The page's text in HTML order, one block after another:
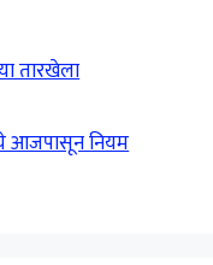
तारखेला
आजपासून नियम